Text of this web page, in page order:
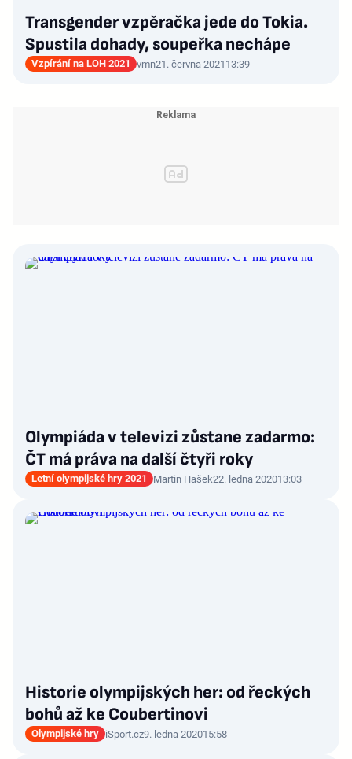
Transgender vzpěračka jede do Tokia.
Spustila dohady, soupeřka nechápe
Vzpírání na LOH 2021 vmn21. června 2021 13:39
Olympiáda v televizi zůstane zadarmo:
ČT má práva na další čtyři roky
Letní olympijské hry 2021 Martin Hašek22. ledna 202013:03
Historie olympijských her: od řeckých
bohů až ke Coubertinovi
Olympijské hry iSport.cz9. ledna 202015:58